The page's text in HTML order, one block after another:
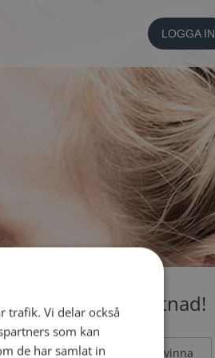
LOGGA IN
medlem utan kostnad!
en: Man Kvinna
trafik. Vi delar också
som kan
de har samlat in